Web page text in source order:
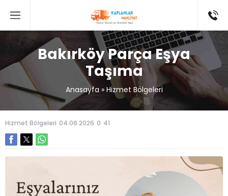
Bakırköy Parça Eşya
Taşıma
Anasayfa» Hizmet Bölgeleri
Hizmet Bölgeleri 04.06.2026 0 41